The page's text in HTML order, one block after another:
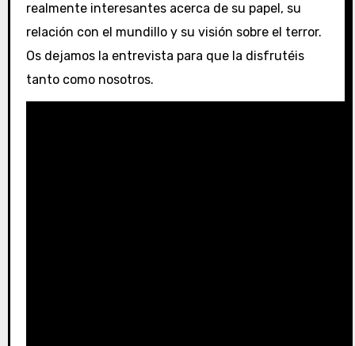
realmente interesantes acerca de su papel, su
relación con el mundillo y su visión sobre el terror.
Os dejamos la entrevista para que la disfrutéis
tanto como nosotros.